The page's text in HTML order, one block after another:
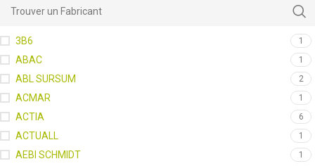
3B6 1
ABAC 1
ABL SURSUM 2
ACMAR 1
ACTIA 6
ACTUALL 1
AEBI SCHMIDT 1